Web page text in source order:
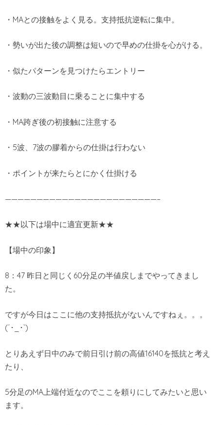
・MAとの接触をよく見る。支持抵抗逆転に集中。
・勢いが出た後の調整は短いので早めの仕掛を心がける。
・似たパターンを見つけたらエントリー
・波動の三波動目に乗ることに集中する
・MA跨ぎ後の初接触に注意する
・5波、7波の膠着からの仕掛は行わない
・ポイントが来たらとにかく仕掛ける
————————————————————————–
★★以下は場中に適宜更新★★
【場中の印象】
8：47 昨日と同じく60分足の半値戻しまでやってきまし
た。
ですが今日はここに他の支持抵抗がないんですねぇ。。。
(´･_･`)
とりあえず日中のみで前日引け前の高値16140を抵抗と考え
たり、
5分足のMA上端付近なのでここを頼りにしてみたいと思い
ます。